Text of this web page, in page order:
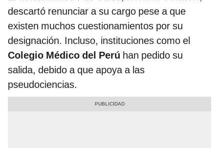
descartó renunciar a su cargo pese a que
existen muchos cuestionamientos por su
designación. Incluso, instituciones como el
Colegio Médico del Perú han pedido su
salida, debido a que apoya a las
pseudociencias.